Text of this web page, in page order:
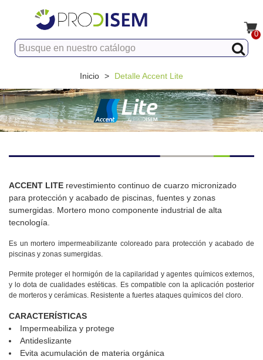
0
Inicio > Detalle Accent Lite
ACCENT LITE revestimiento continuo de cuarzo micronizado
para protección y acabado de piscinas, fuentes y zonas
sumergidas. Mortero mono componente industrial de alta
tecnología.
Es un mortero impermeabilizante coloreado para protección y acabado de
piscinas y zonas sumergidas.
Permite proteger el hormigón de la capilaridad y agentes químicos externos,
y lo dota de cualidades estéticas. Es compatible con la aplicación posterior
de morteros y cerámicas. Resistente a fuertes ataques químicos del cloro.
CARACTERÍSTICAS
Impermeabiliza y protege
Antideslizante
Evita acumulación de materia orgánica